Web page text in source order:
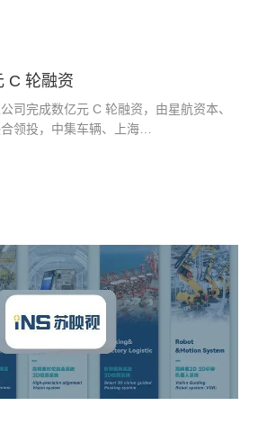
C 轮融资
司完成数亿元 C 轮融资，由星航资本、
领投，中集车辆、上海…